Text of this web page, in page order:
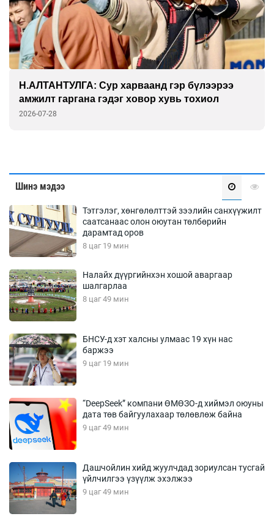
ГАНБАТ: Дэлхийн технологийн амин сүнс
физик дээр л тогтдог
2026-07-27
Шинэ мэдээ
Тэтгэлэг, хөнгөлөлттэй зээлийн санхүүжилт
саатсанаас олон оюутан төлбөрийн
дарамтад оров
8 цаг 19 мин
Налайх дүүргийнхэн хошой аваргаар
шалгарлаа
8 цаг 49 мин
БНСУ-д хэт халсны улмаас 19 хүн нас
баржээ
9 цаг 19 мин
“DeepSeek” компани ӨМӨЗО-д хиймэл оюуны
дата төв байгуулахаар төлөвлөж байна
9 цаг 49 мин
Дашчойлин хийд жуулчдад зориулсан тусгай
үйлчилгээ үзүүлж эхэлжээ
9 цаг 49 мин